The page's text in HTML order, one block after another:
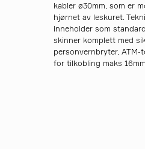
kabler ø30mm, som er
hjørnet av leskuret.
inneholder som
skinner komplett med
personvernbryter, ATM-
for tilkobling maks